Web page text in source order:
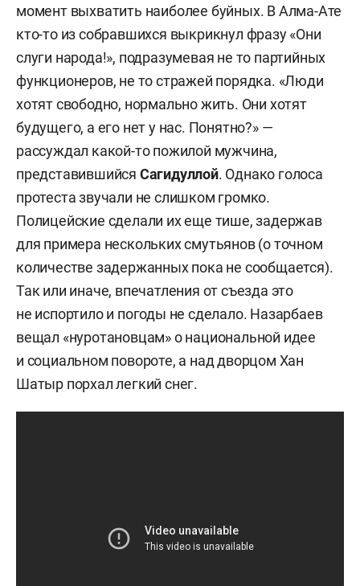
момент выхватить наиболее буйных. В Алма-Ате
кто-то из собравшихся выкрикнул фразу «Они
слуги народа!», подразумевая не то партийных
функционеров, не то стражей порядка. «Люди
хотят свободно, нормально жить. Они хотят
будущего, а его нет у нас. Понятно?» —
рассуждал какой-то пожилой мужчина,
представившийся Сагидуллой. Однако голоса
протеста звучали не слишком громко.
Полицейские сделали их еще тише, задержав
для примера нескольких смутьянов (о точном
количестве задержанных пока не сообщается).
Так или иначе, впечатления от съезда это
не испортило и погоды не сделало. Назарбаев
вещал «нуротановцам» о национальной идее
и социальном повороте, а над дворцом Хан
Шатыр порхал легкий снег.